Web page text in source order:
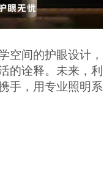
空间的护眼设计，
的诠释。 未来，利
手，用专业照明系